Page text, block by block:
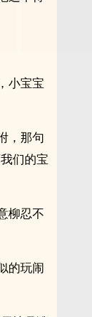
小宝宝
，那句
们的宝
柳忍不
的玩闹